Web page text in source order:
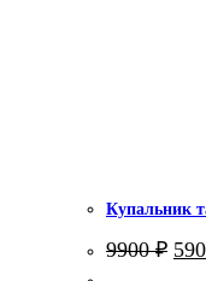
Купальник
9900₽